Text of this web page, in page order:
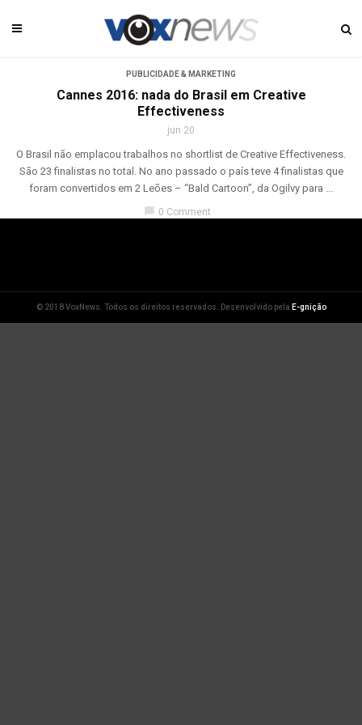
PUBLICIDADE & MARKETING
Cannes 2016: nada do Brasil em Creative
Effectiveness
jun 20
O Brasil não emplacou trabalhos no shortlist de Creative Effectiveness.
São 23 finalistas no total. No ano passado o país teve 4 finalistas que
foram convertidos em 2 Leões – “Bald Cartoon”, da Ogilvy para ...
chat_bubble 0 Comment
© 2018 VoxNews. Todos os direitos reservados. Desenvolvido pela E-gnição